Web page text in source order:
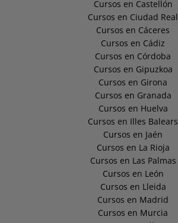
Cursos en Castellón
Cursos en Ciudad Real
Cursos en Cáceres
Cursos en Cádiz
Cursos en Córdoba
Cursos en Gipuzkoa
Cursos en Girona
Cursos en Granada
Cursos en Huelva
Cursos en Illes Balears
Cursos en Jaén
Cursos en La Rioja
Cursos en Las Palmas
Cursos en León
Cursos en Lleida
Cursos en Madrid
Cursos en Murcia